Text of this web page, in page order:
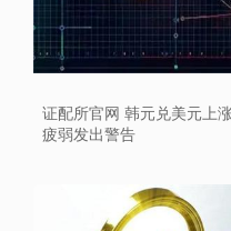
证配所官网 韩元兑美元上
疲弱发出警告